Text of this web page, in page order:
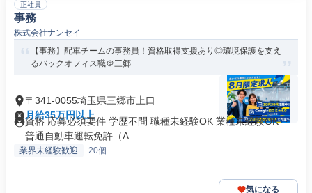
正社員
事務
株式会社ナンセイ
【事務】配車チームの事務員！資格取得支援あり◎環境保護を支え
るバックオフィス職＠三郷
〒341-0055埼玉県三郷市上口
月給35万円以上
資格 応募必須要件 学歴不問 職種未経験OK 業種未経験OK ・
普通自動車運転免許（A...
業界未経験歓迎 +20個
気になる